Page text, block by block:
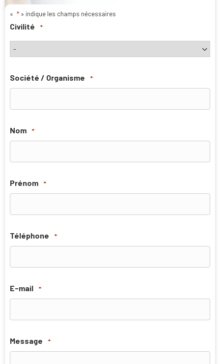
« * » indique les champs nécessaires
Civilité *
Société / Organisme *
Nom *
Prénom *
Téléphone *
E-mail *
Message *